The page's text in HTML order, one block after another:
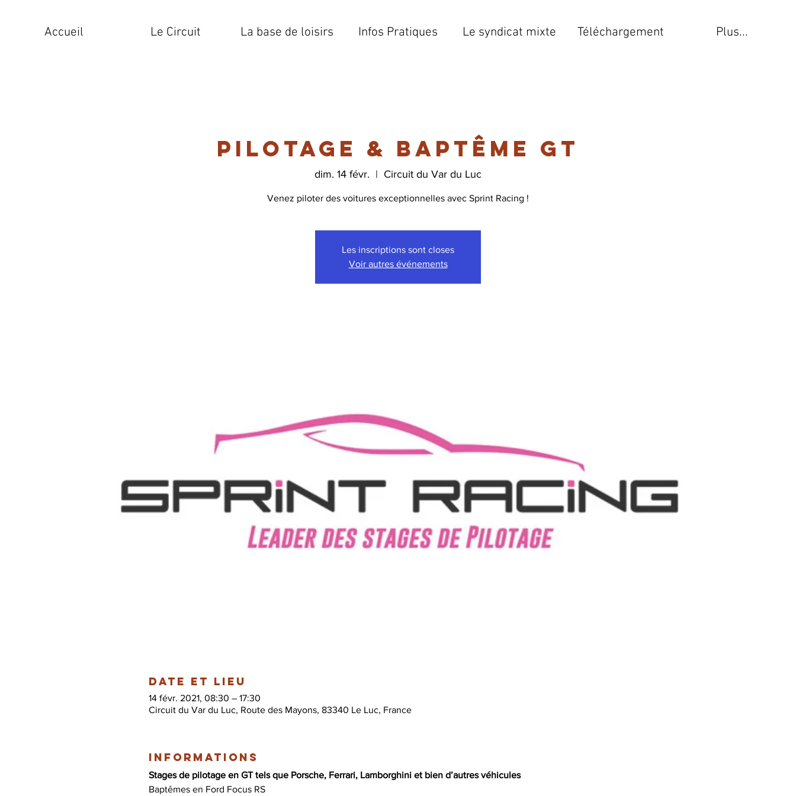
Accueil Le Circuit La base de loisirs Infos Pratiques Le syndicat mixte Téléchargement Plus...
Pilotage & Baptême GT
dim. 14 févr.
  |
Circuit du Var du Luc
Venez piloter des voitures exceptionnelles avec Sprint Racing !
Les inscriptions sont closes
Voir autres événements
Date et lieu
14 févr. 2021, 08:30 – 17:30
Circuit du Var du Luc, Route des Mayons, 83340 Le Luc, France
Informations
Stages de pilotage en GT tels que Porsche, Ferrari, Lamborghini et bien d’autres véhicules
Baptêmes en Ford Focus RS